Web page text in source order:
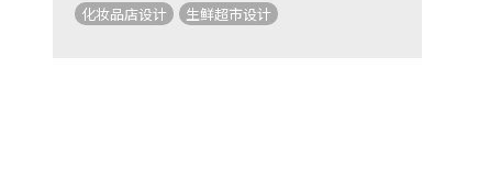
化妆品店设计
生鲜超市设计